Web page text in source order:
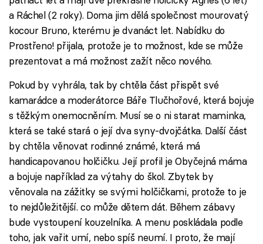
a Ráchel (2 roky). Doma jim dělá společnost mourovatý
kocour Bruno, kterému je dvanáct let. Nabídku do
Prostřeno! přijala, protože je to možnost, kde se může
prezentovat a má možnost zažít něco nového.
Pokud by vyhrála, tak by chtěla část přispět své
kamarádce a moderátorce Báře Tlučhořové, která bojuje
s těžkým onemocněním. Musí se o ni starat maminka,
která se také stará o její dva syny-dvojčátka. Další část
by chtěla věnovat rodinné známé, která má
handicapovanou holčičku. Její profil je Obyčejná máma
a bojuje například za výtahy do škol. Zbytek by
věnovala na zážitky se svými holčičkami, protože to je
to nejdůležitější. co může dětem dát. Během zábavy
bude vystoupení kouzelníka. A menu poskládala podle
toho, jak vařit umí, nebo spíš neumí. I proto, že mají